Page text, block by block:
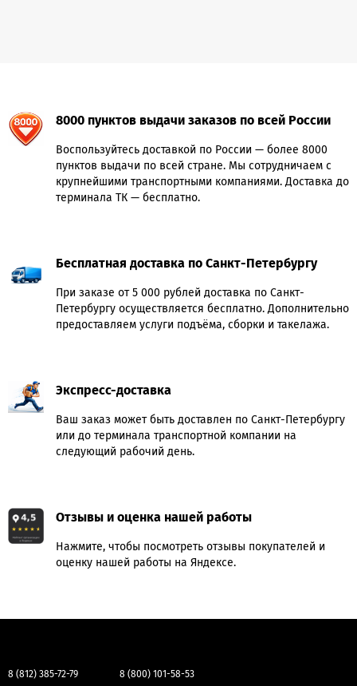
8000 пунктов выдачи заказов по всей России
Воспользуйтесь доставкой по России — более 8000
пунктов выдачи по всей стране. Мы сотрудничаем с
крупнейшими транспортными компаниями. Доставка до
терминала ТК — бесплатно.
Бесплатная доставка по Санкт-Петербургу
При заказе от 5 000 рублей доставка по Санкт-
Петербургу осуществляется бесплатно. Дополнительно
предоставляем услуги подъёма, сборки и такелажа.
Экспресс-доставка
Ваш заказ может быть доставлен по Санкт-Петербургу
или до терминала транспортной компании на
следующий рабочий день.
Отзывы и оценка нашей работы
Нажмите, чтобы посмотреть отзывы покупателей и
оценку нашей работы на Яндексе.
8 (812) 385-72-79 8 (800) 101-58-53